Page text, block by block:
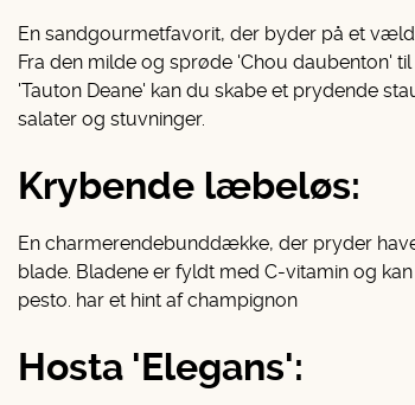
En sandgourmetfavorit, der byder på et
Fra den milde og sprøde 'Chou daubenton'
'Tauton Deane' kan du skabe et prydende
salater og stuvninger.
Krybende læbeløs:
En charmerendebunddække, der pryder
blade. Bladene er fyldt med C-vitamin og
pesto. har et hint af champignon
Hosta 'Elegans':